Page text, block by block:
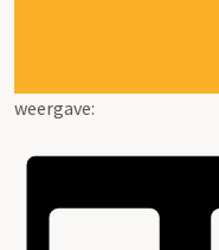
weergave: